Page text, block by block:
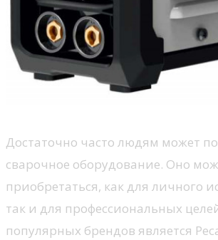
Достаточно часто людям может
сварочное оборудование. Оно
приобретаться, как для личного
так и для профессиональных
популярных брендов является